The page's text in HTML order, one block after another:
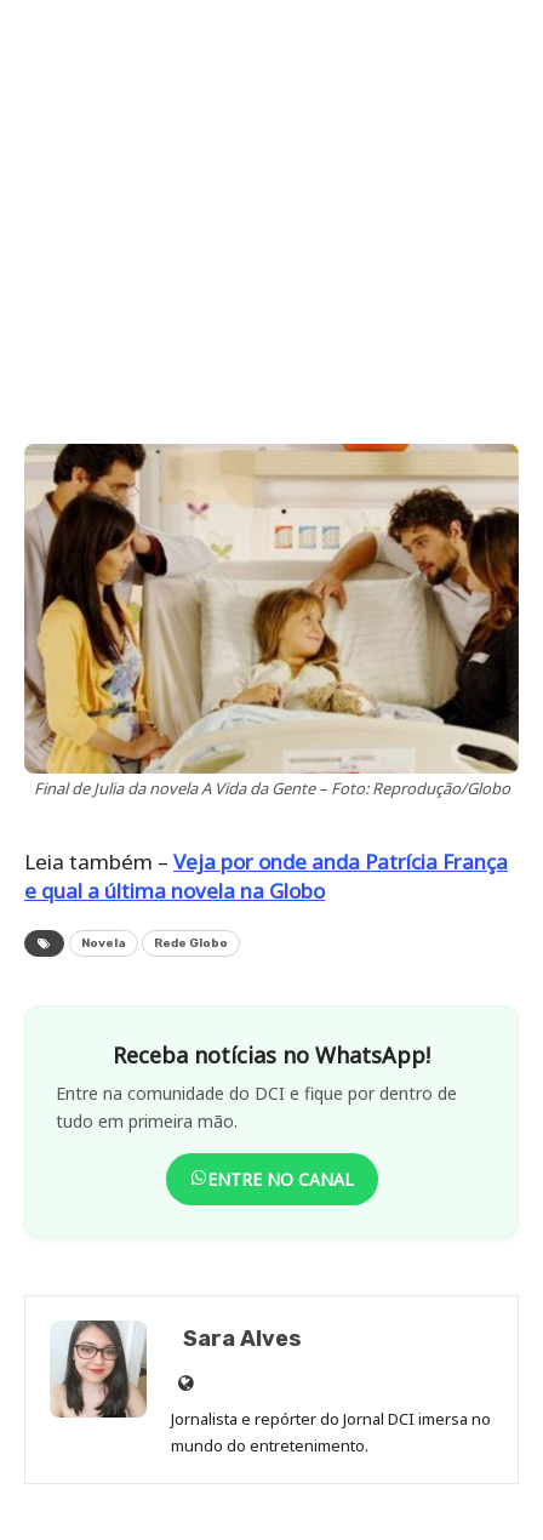
Final de Julia da novela A Vida da Gente – Foto: Reprodução/Globo
Leia também – Veja por onde anda Patrícia França
e qual a última novela na Globo
Novela Rede Globo
Receba notícias no WhatsApp!
Entre na comunidade do DCI e fique por dentro de
tudo em primeira mão.
ENTRE NO CANAL
Sara Alves
Site
de
Sara
Jornalista e repórter do Jornal DCI imersa no
mundo do entretenimento.